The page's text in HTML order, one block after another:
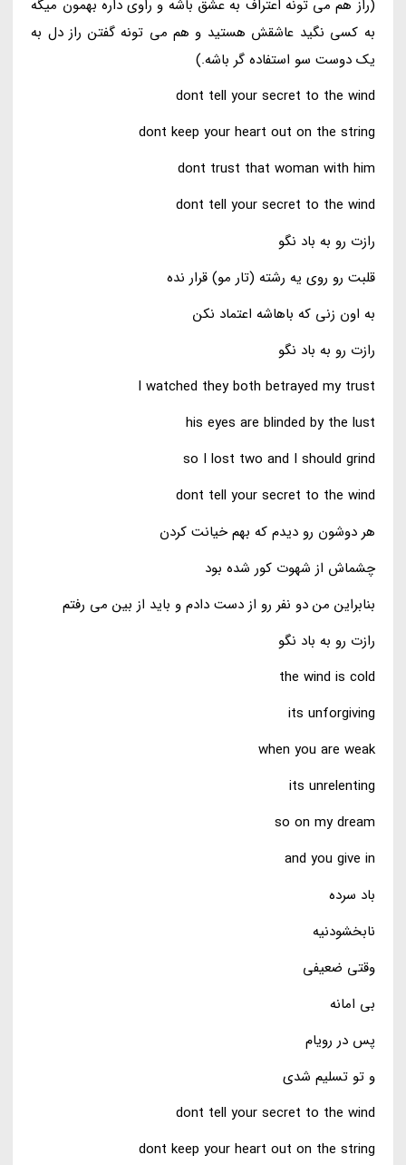
(راز هم می تونه اعتراف به عشق باشه و راوی داره بهمون میگه
به کسی نگید عاشقش هستید و هم می تونه گفتن راز دل به
یک دوست سو استفاده گر باشه.)
dont tell your secret to the wind
dont keep your heart out on the string
dont trust that woman with him
dont tell your secret to the wind
رازت رو به باد نگو
قلبت رو روی یه رشته (تار مو) قرار نده
به اون زنی که باهاشه اعتماد نکن
رازت رو به باد نگو
I watched they both betrayed my trust
his eyes are blinded by the lust
so I lost two and I should grind
dont tell your secret to the wind
هر دوشون رو دیدم که بهم خیانت کردن
چشماش از شهوت کور شده بود
بنابراین من دو نفر رو از دست دادم و باید از بین می رفتم
رازت رو به باد نگو
the wind is cold
its unforgiving
when you are weak
its unrelenting
so on my dream
and you give in
باد سرده
نابخشودنیه
وقتی ضعیفی
بی امانه
پس در رویام
و تو تسلیم شدی
dont tell your secret to the wind
dont keep your heart out on the string